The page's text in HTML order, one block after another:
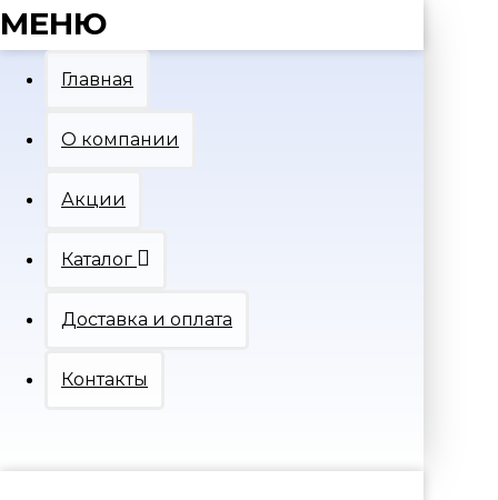
МЕНЮ
Главная
О компании
Акции
Каталог
Доставка и оплата
Контакты